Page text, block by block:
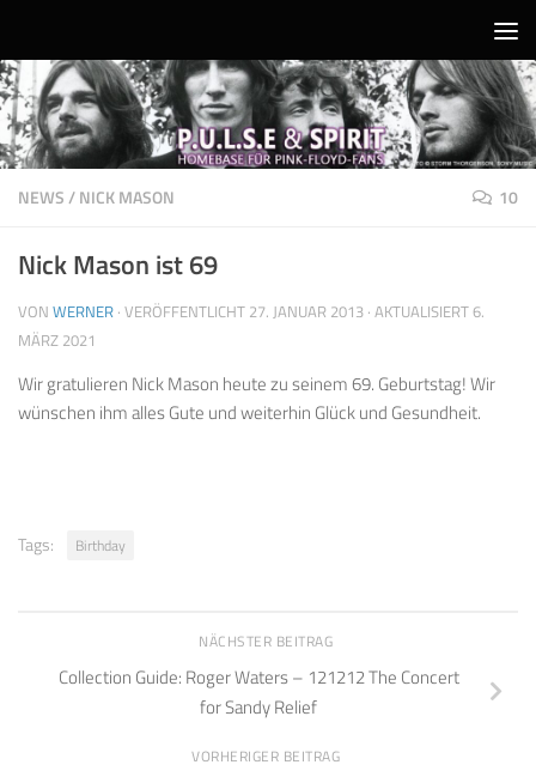
NEWS/NICK MASON 10
Nick Mason ist 69
VON WERNER · VERÖFFENTLICHT 27. JANUAR 2013 · AKTUALISIERT6.
MÄRZ 2021
Wir gratulieren Nick Mason heute zu seinem 69. Geburtstag! Wir
wünschen ihm alles Gute und weiterhin Glück und Gesundheit.
Tags: Birthday
NÄCHSTER BEITRAG
Collection Guide: Roger Waters – 121212 The Concert
for Sandy Relief
VORHERIGER BEITRAG